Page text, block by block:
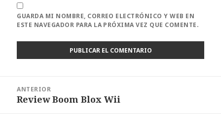
GUARDA MI NOMBRE, CORREO ELECTRÓNICO Y WEB EN
ESTE NAVEGADOR PARA LA PRÓXIMA VEZ QUE COMENTE.
entradas
ANTERIOR
Entrada
Review Boom Blox Wii